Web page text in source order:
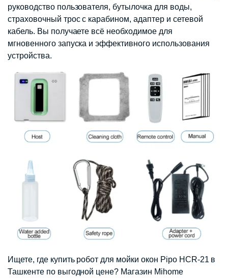
руководство пользователя, бутылочка для воды,
страховочный трос с карабином, адаптер и сетевой
кабель. Вы получаете всё необходимое для
мгновенного запуска и эффективного использования
устройства.
Ищете, где купить робот для мойки окон Pipo HCR-21 в
Ташкенте по выгодной цене? Магазин Mihome